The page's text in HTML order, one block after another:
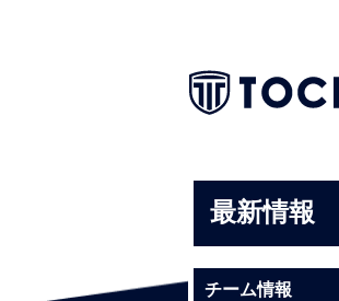
最新情報
チーム情報